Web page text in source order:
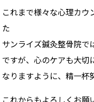
これまで様々な心理カウ
た
サンライズ鍼灸整骨院で
ですが、心のケアも大切
なりますように、精一
これからもよろしくお